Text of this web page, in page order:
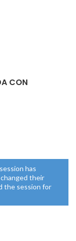
CON
has
their
the session for